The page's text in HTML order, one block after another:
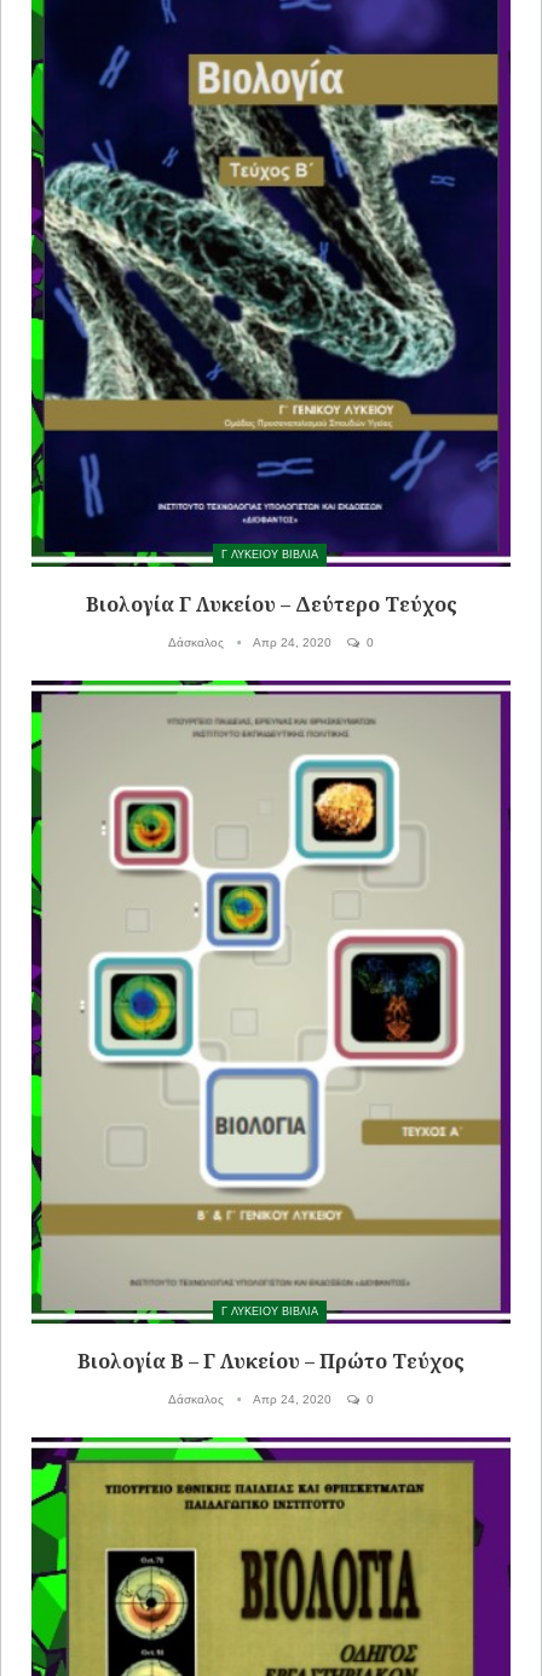
Γ ΛΥΚΕΙΟΥ ΒΙΒΛΙΑ
Βιολογία Γ Λυκείου – Δεύτερο Τεύχος
Δάσκαλος Απρ 24, 2020 0
Γ ΛΥΚΕΙΟΥ ΒΙΒΛΙΑ
Βιολογία Β – Γ Λυκείου – Πρώτο Τεύχος
Δάσκαλος Απρ 24, 2020 0